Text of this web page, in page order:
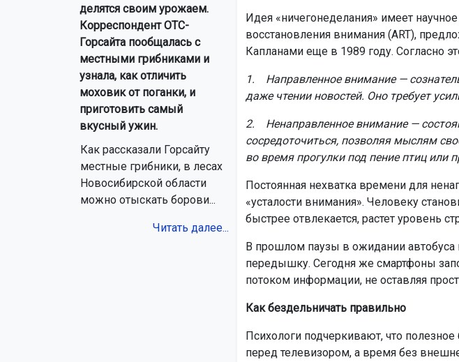
делятся своим урожаем.
Корреспондент ОТС-
Горсайта пообщалась с
местными грибниками и
узнала, как отличить
моховик от поганки, и
приготовить самый
вкусный ужин.
Как рассказали Горсайту
местные грибники, в лесах
Новосибирской области
можно отыскать борови...
Читать далее...
Идея «ничегонеделания» имеет
восстановления внимания (ART),
Капланами еще в 1989 году. Согласно
1. Направленное внимание —
даже чтении новостей. Оно требует
2. Ненаправленное внимание —
сосредоточиться, позволяя мыслям
во время прогулки под пение птиц или
Постоянная нехватка времени для
«усталости внимания». Человеку
быстрее отвлекается, растет уровень
В прошлом паузы в ожидании
передышку. Сегодня же смартфоны
потоком информации, не оставляя
Как бездельничать правильно
Психологи подчеркивают, что
перед телевизором, а время без